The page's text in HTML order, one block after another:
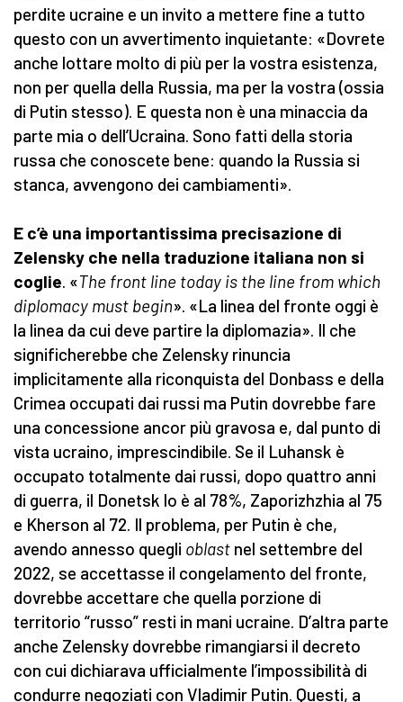
perdite ucraine e un invito a mettere fine a tutto
questo con un avvertimento inquietante: «Dovrete
anche lottare molto di più per la vostra esistenza,
non per quella della Russia, ma per la vostra (ossia
di Putin stesso). E questa non è una minaccia da
parte mia o dell’Ucraina. Sono fatti della storia
russa che conoscete bene: quando la Russia si
stanca, avvengono dei cambiamenti».
E c’è una importantissima precisazione di
Zelensky che nella traduzione italiana non si
coglie. «The front line today is the line from which
diplomacy must begin». «La linea del fronte oggi è
la linea da cui deve partire la diplomazia». Il che
significherebbe che Zelensky rinuncia
implicitamente alla riconquista del Donbass e della
Crimea occupati dai russi ma Putin dovrebbe fare
una concessione ancor più gravosa e, dal punto di
vista ucraino, imprescindibile. Se il Luhansk è
occupato totalmente dai russi, dopo quattro anni
di guerra, il Donetsk lo è al 78%, Zaporizhzhia al 75
e Kherson al 72. Il problema, per Putin è che,
avendo annesso quegli oblast nel settembre del
2022, se accettasse il congelamento del fronte,
dovrebbe accettare che quella porzione di
territorio “russo” resti in mani ucraine. D’altra parte
anche Zelensky dovrebbe rimangiarsi il decreto
con cui dichiarava ufficialmente l’impossibilità di
condurre negoziati con Vladimir Putin. Questi, a